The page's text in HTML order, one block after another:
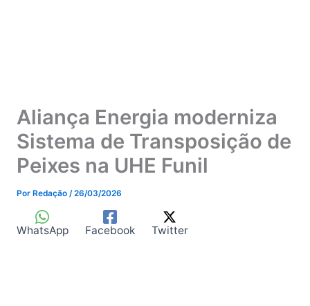
Aliança Energia moderniza
Sistema de Transposição de
Peixes na UHE Funil
Por Redação /26/03/2026
WhatsApp Facebook Twitter